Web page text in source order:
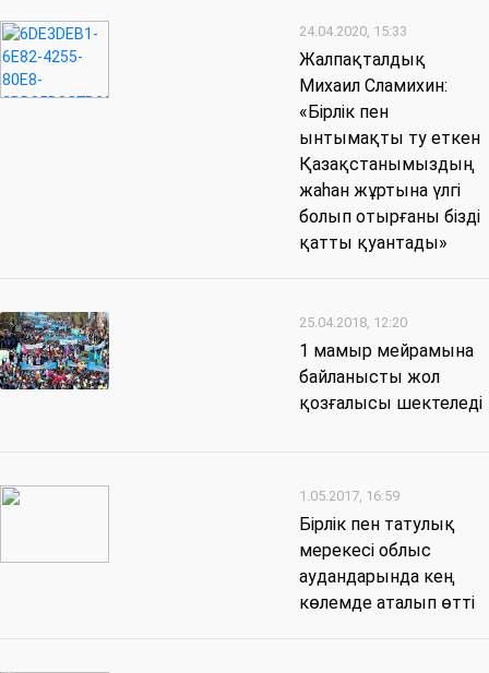
24.04.2020, 15:33
Жалпақталдық
Михаил Сламихин:
«Бірлік пен
ынтымақты ту еткен
Қазақстанымыздың
жаһан жұртына үлгі
болып отырғаны бізді
қатты қуантады»
25.04.2018, 12:20
1 мамыр мейрамына
байланысты жол
қозғалысы шектеледі
1.05.2017, 16:59
Бірлік пен татулық
мерекесі облыс
аудандарында кең
көлемде аталып өтті